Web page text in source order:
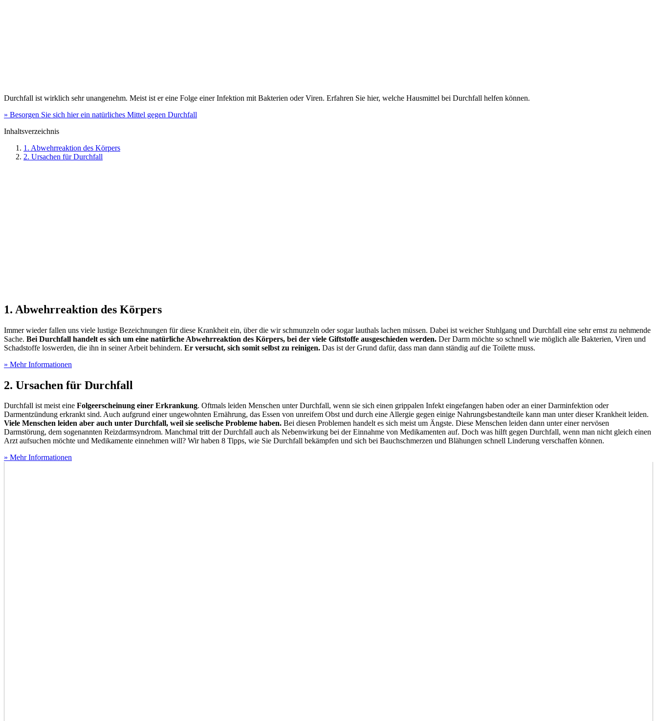
Durchfall ist wirklich sehr unangenehm. Meist ist er eine Folge einer Infektion mit Bakterien oder Viren. Erfahren Sie hier, welche Hausmittel bei Durchfall helfen können.
» Besorgen Sie sich hier ein natürliches Mittel gegen Durchfall
Inhaltsverzeichnis
1. Abwehrreaktion des Körpers
2. Ursachen für Durchfall
1. Abwehrreaktion des Körpers
Immer wieder fallen uns viele lustige Bezeichnungen für diese Krankheit ein, über die wir schmunzeln oder sogar lauthals lachen müssen. Dabei ist weicher Stuhlgang und Durchfall eine sehr ernst zu nehmende
Sache. Bei Durchfall handelt es sich um eine natürliche Abwehrreaktion des Körpers, bei der viele Giftstoffe ausgeschieden werden. Der Darm möchte so schnell wie möglich alle Bakterien, Viren und
Schadstoffe loswerden, die ihn in seiner Arbeit behindern. Er versucht, sich somit selbst zu reinigen. Das ist der Grund dafür, dass man dann ständig auf die Toilette muss.
» Mehr Informationen
2. Ursachen für Durchfall
Durchfall ist meist eine Folgeerscheinung einer Erkrankung. Oftmals leiden Menschen unter Durchfall, wenn sie sich einen grippalen Infekt eingefangen haben oder an einer Darminfektion oder
Darmentzündung erkrankt sind. Auch aufgrund einer ungewohnten Ernährung, das Essen von unreifem Obst und durch eine Allergie gegen einige Nahrungsbestandteile kann man unter dieser Krankheit leiden.
Viele Menschen leiden aber auch unter Durchfall, weil sie seelische Probleme haben. Bei diesen Problemen handelt es sich meist um Ängste. Diese Menschen leiden dann unter einer nervösen
Darmstörung, dem sogenannten Reizdarmsyndrom. Manchmal tritt der Durchfall auch als Nebenwirkung bei der Einnahme von Medikamenten auf. Doch was hilft gegen Durchfall, wenn man nicht gleich einen
Arzt aufsuchen möchte und Medikamente einnehmen will? Wir haben 8 Tipps, wie Sie Durchfall bekämpfen und sich bei Bauchschmerzen und Blähungen schnell Linderung verschaffen können.
» Mehr Informationen